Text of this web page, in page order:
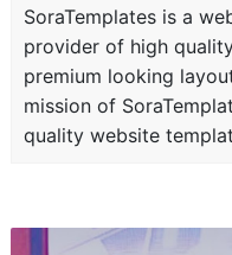
SoraTemplates is a
provider of high
premium looking
mission of
quality website